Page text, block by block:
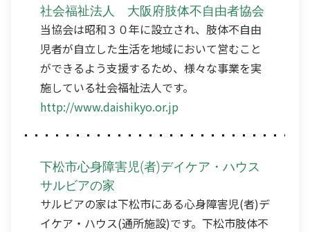
社会福祉法人 大阪府肢体不自由者協会
当協会は昭和３０年に設立され、肢体不自由
児者が自立した生活を地域において営むこと
ができるよう支援するため、様々な事業を実
施している社会福祉法人です。
http://www.daishikyo.or.jp
下松市心身障害児(者)デイケア・ハウス
サルビアの家
サルビアの家は下松市にある心身障害児(者)デ
イケア・ハウス(通所施設)です。下松市肢体不